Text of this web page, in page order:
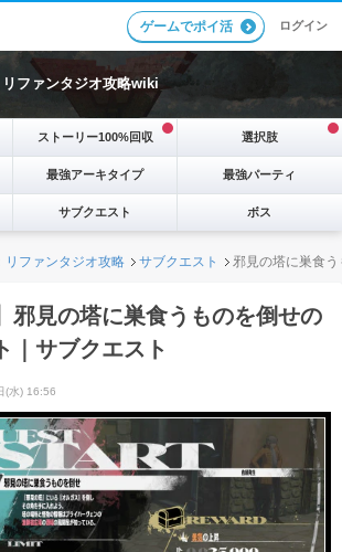
ゲームでポイ活 ログイン
リファンタジオ攻略wiki
ストーリー100%回収 選択肢
最強アーキタイプ 最強パーティ
サブクエスト ボス
リファンタジオ攻略 サブクエスト 邪見の塔に巣食
邪見の塔に巣食うものを倒せの
｜サブクエスト
(水) 16:56